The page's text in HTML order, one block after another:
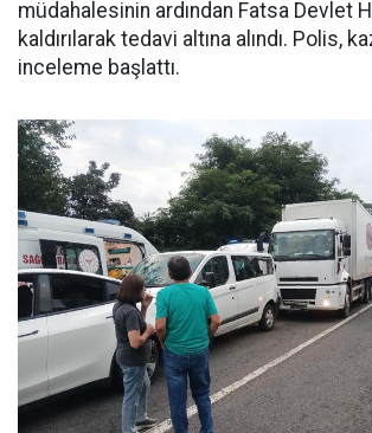
müdahalesinin ardından Fatsa Devlet
kaldırılarak tedavi altına alındı. Polis,
inceleme başlattı.